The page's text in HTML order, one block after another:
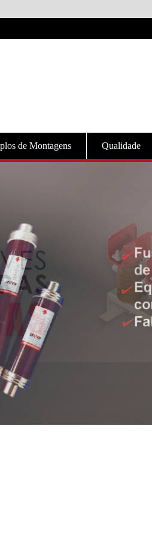
de Montagens Qualidade